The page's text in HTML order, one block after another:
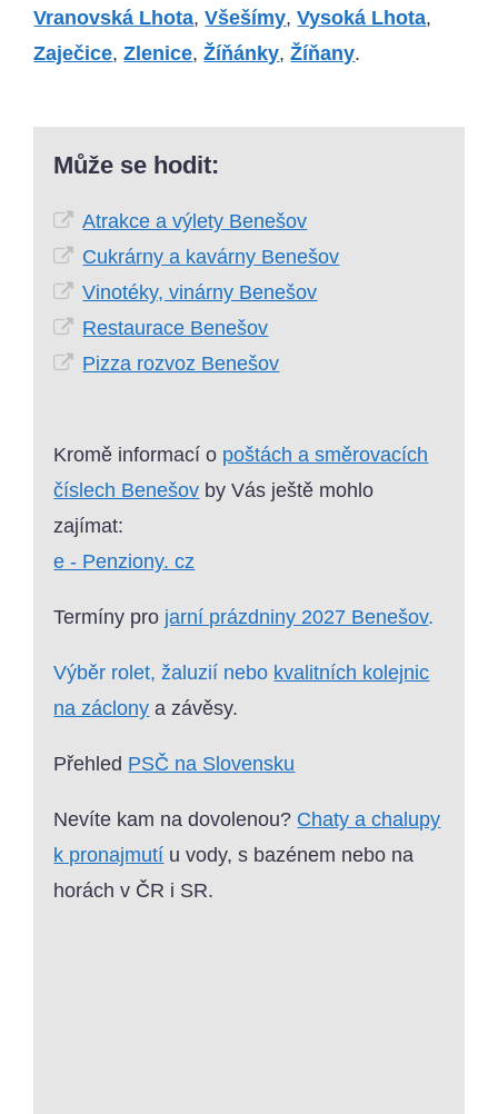
Vranovská Lhota,Všešímy,Vysoká Lhota,
Zaječice,Zlenice,Žíňánky,Žíňany.
Může se hodit:
Atrakce a výlety Benešov
Cukrárny a kavárny Benešov
Vinotéky, vinárny Benešov
Restaurace Benešov
Pizza rozvoz Benešov
Kromě informací o poštách a směrovacích
číslech Benešov by Vás ještě mohlo
zajímat:
e - Penziony. cz
Termíny pro jarní prázdniny 2027 Benešov.
Výběr rolet, žaluzií nebo kvalitních kolejnic
na záclony a závěsy.
Přehled PSČ na Slovensku
Nevíte kam na dovolenou? Chaty a chalupy
k pronajmutí u vody, s bazénem nebo na
horách v ČR i SR.